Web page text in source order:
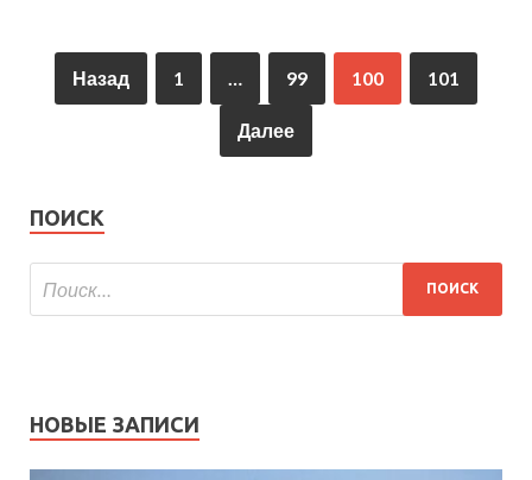
Назад 1 99 100 101
Далее
ПОИСК
НОВЫЕ ЗАПИСИ